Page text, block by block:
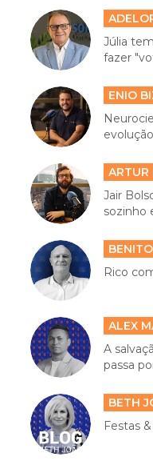
Júlia
fazer
ENIO
ARTUR
Jair
sozinho
Rico
ALEX
A
passa
BETH
Festas